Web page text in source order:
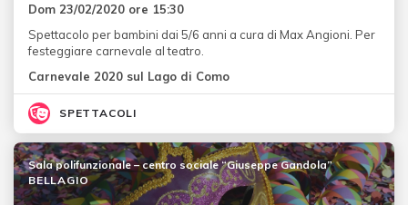
Dom 23/02/2020 ore 15:30
Spettacolo per bambini dai 5/6 anni a cura di Max Angioni. Per
festeggiare carnevale al teatro.
Carnevale 2020 sul Lago di Como
SPETTACOLI
Sala polifunzionale – centro sociale “Giuseppe Gandola”
BELLAGIO